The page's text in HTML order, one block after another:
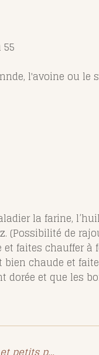
l'avoine ou le
la farine,
(Possibilité de
faites chauffer à
chaude et
dorée et que les